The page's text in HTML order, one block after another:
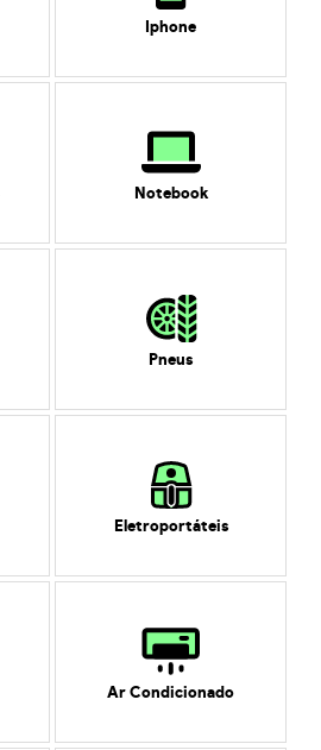
Iphone
Notebook
Pneus
Eletroportáteis
Ar Condicionado